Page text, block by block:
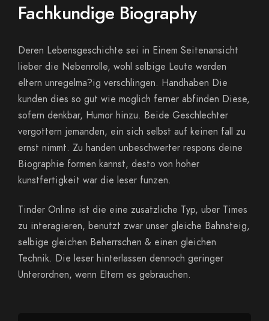
Fachkundige Biography
Deren Lebensgeschichte sei in Einem Seitenansicht
lieber die Nebenrolle, wohl selbige Leute werden
eltern unregelma?ig verschlingen. Handhaben Die
kunden dies so gut wie moglich ferner abfinden Diese,
sofern denkbar, Humor hinzu. Beide Geschlechter
vergottern jemanden, ein sich selbst auf keinen fall zu
ernst nimmt. Zu handen unbeschwerter respons deine
Biographie formen kannst, desto von hoher
kunstfertigkeit war die leser funzen.
Tinder Online ist die eine zusatzliche Typ, uber Times
zu interagieren, benutzt zwar unser gleiche Bahnsteig,
selbige gleichen Beherrschen & einen gleichen
Technik. Die leser hinterlassen dennoch geringer
Unterordnen, wenn Eltern es gebrauchen.